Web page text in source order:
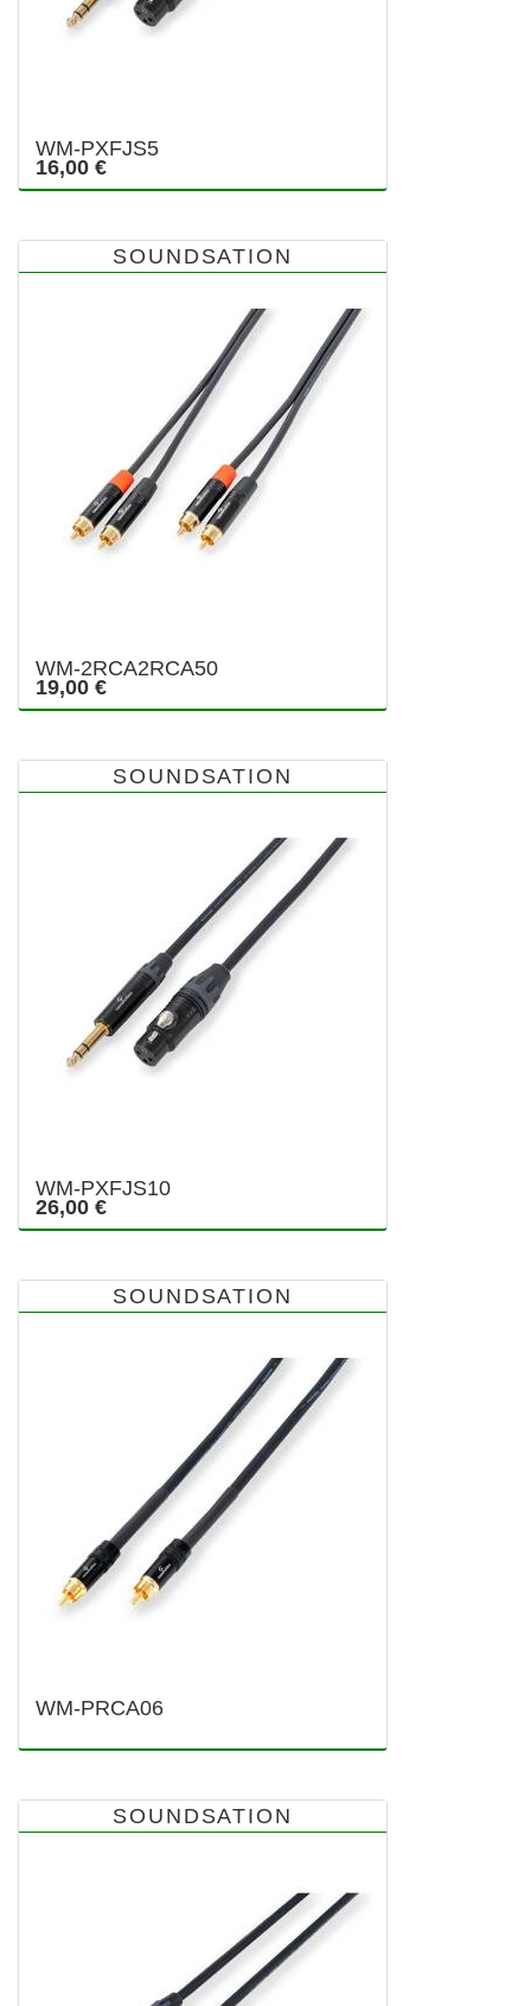
WM-PXFJS5
16,00 €
SOUNDSATION
WM-2RCA2RCA50
19,00 €
SOUNDSATION
WM-PXFJS10
26,00 €
SOUNDSATION
WM-PRCA06
SOUNDSATION